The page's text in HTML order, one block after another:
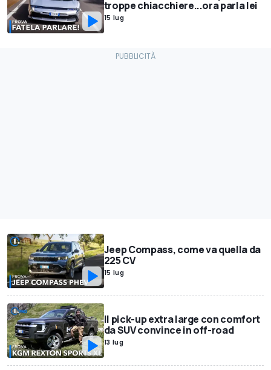
troppe chiacchiere...ora parla lei
15 lug
Jeep Compass, come va quella da
225 CV
15 lug
Il pick-up extra large con comfort
da SUV convince in off-road
13 lug